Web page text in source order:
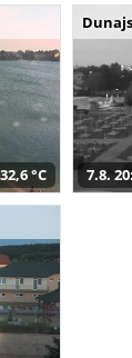
32,6 °C 7.8.